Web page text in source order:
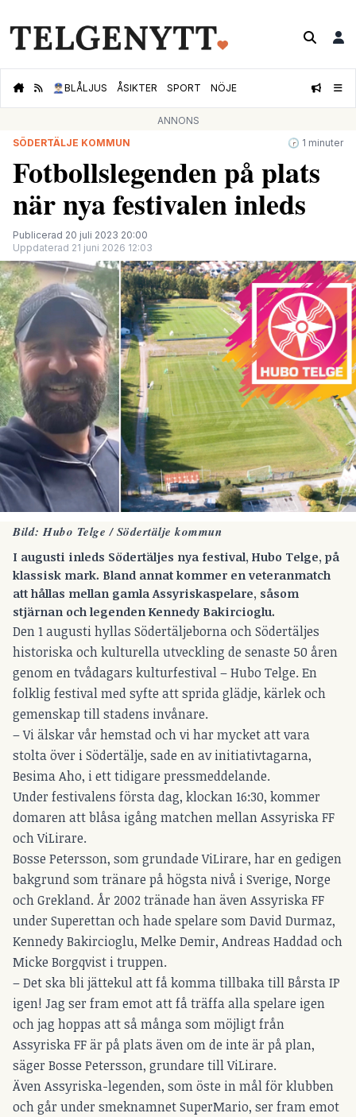
👮🏻‍♂️BLÅLJUS ÅSIKTER SPORT NÖJE
ANNONS
SÖDERTÄLJE KOMMUN
🕝 1 minuter
Fotbollslegenden på plats
när nya festivalen inleds
Publicerad 20 juli 2023 20:00
Uppdaterad 21 juni 2026 12:03
Bild: Hubo Telge / Södertälje kommun
I augusti inleds Södertäljes nya festival, Hubo Telge, på
klassisk mark. Bland annat kommer en veteranmatch
att hållas mellan gamla Assyriskaspelare, såsom
stjärnan och legenden Kennedy Bakircioglu.
Den 1 augusti hyllas Södertäljeborna och Södertäljes
historiska och kulturella utveckling de senaste 50 åren
genom en tvådagars kulturfestival – Hubo Telge. En
folklig festival med syfte att sprida glädje, kärlek och
gemenskap till stadens invånare.
– Vi älskar vår hemstad och vi har mycket att vara
stolta över i Södertälje, sade en av initiativtagarna,
Besima Aho, i ett tidigare pressmeddelande.
Under festivalens första dag, klockan 16:30, kommer
domaren att blåsa igång matchen mellan Assyriska FF
och ViLirare.
Bosse Petersson, som grundade ViLirare, har en gedigen
bakgrund som tränare på högsta nivå i Sverige, Norge
och Grekland. År 2002 tränade han även Assyriska FF
under Superettan och hade spelare som David Durmaz,
Kennedy Bakircioglu, Melke Demir, Andreas Haddad och
Micke Borgqvist i truppen.
– Det ska bli jättekul att få komma tillbaka till Bårsta IP
igen! Jag ser fram emot att få träffa alla spelare igen
och jag hoppas att så många som möjligt från
Assyriska FF är på plats även om de inte är på plan,
säger Bosse Petersson, grundare till ViLirare.
Även Assyriska-legenden, som öste in mål för klubben
och går under smeknamnet SuperMario, ser fram emot